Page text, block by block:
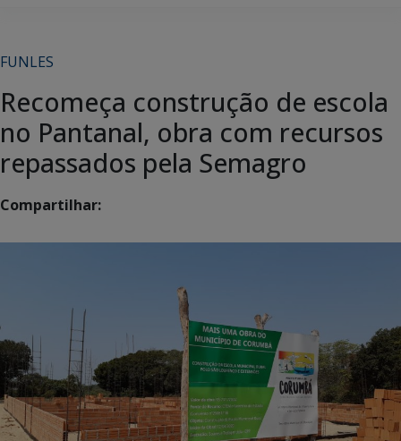
FUNLES
Recomeça construção de escola
no Pantanal, obra com recursos
repassados pela Semagro
Compartilhar: